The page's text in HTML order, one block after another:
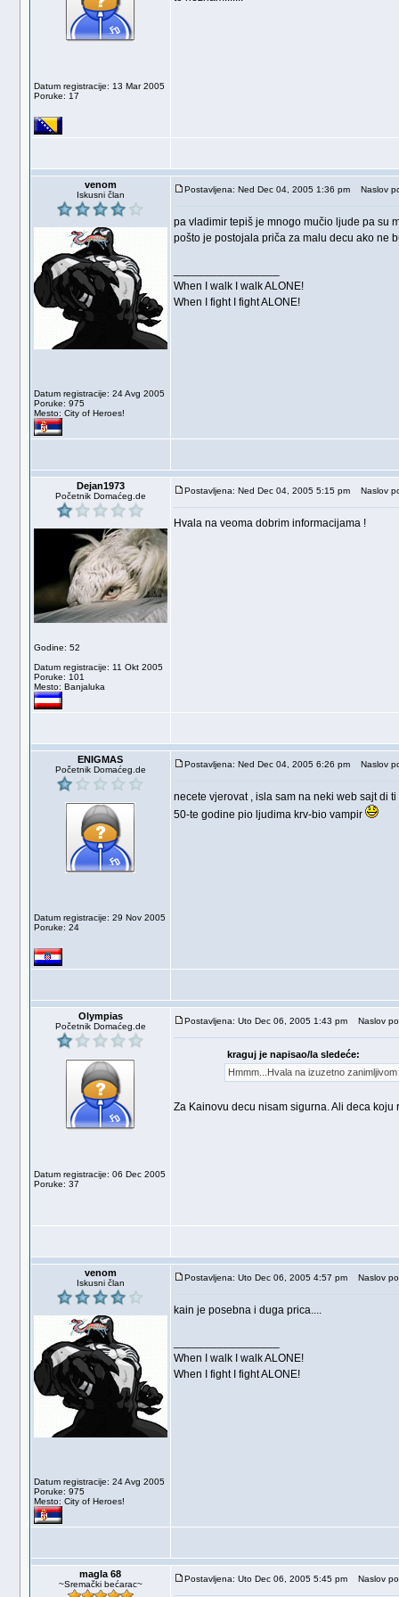
Datum registracije: 13 Mar 2005
Poruke: 17
venom
Iskusni član
Datum registracije: 24 Avg 2005
Poruke: 975
Mesto: City of Heroes!
Postavljena: Ned Dec 04, 2005 1:36 pm Naslov
pa vladimir tepiš je mnogo mučio ljude pa su
pošto je postojala priča za malu decu ako ne
When I walk I walk ALONE!
When I fight I fight ALONE!
Dejan1973
Početnik Domaćeg.de
Godine: 52
Datum registracije: 11 Okt 2005
Poruke: 101
Mesto: Banjaluka
Postavljena: Ned Dec 04, 2005 5:15 pm Naslov
Hvala na veoma dobrim informacijama !
ENIGMAS
Početnik Domaćeg.de
Datum registracije: 29 Nov 2005
Poruke: 24
Postavljena: Ned Dec 04, 2005 6:26 pm Naslov
necete vjerovat , isla sam na neki web sajt di
50-te godine pio ljudima krv-bio vampir
Olympias
Početnik Domaćeg.de
Datum registracije: 06 Dec 2005
Poruke: 37
Postavljena: Uto Dec 06, 2005 1:43 pm Naslov
kraguj je napisao/la sledeće:
Hmmm...Hvala na izuzetno
Za Kainovu decu nisam sigurna. Ali deca
venom
Iskusni član
Datum registracije: 24 Avg 2005
Poruke: 975
Mesto: City of Heroes!
Postavljena: Uto Dec 06, 2005 4:57 pm Naslov
kain je posebna i duga prica....
When I walk I walk ALONE!
When I fight I fight ALONE!
magla 68
~Sremački bećarac~
Postavljena: Uto Dec 06, 2005 5:45 pm Naslov